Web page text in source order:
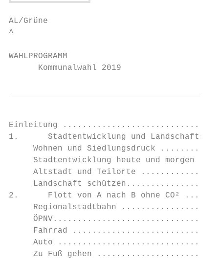
AL/Grüne
^
WAHLPROGRAMM
      Kommunalwahl 2019
Einleitung
1.      Stadtentwicklung und
Wohnen und Siedlungsdruck
Stadtentwicklung heute und morgen
Altstadt und Teilorte
Landschaft
2.      Flott von A nach B ohne
Regionalstadtbahn
Fahrrad
Auto
Zu Fuß gehen